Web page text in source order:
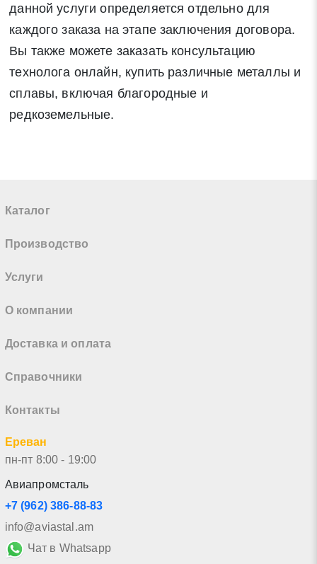
данной услуги определяется отдельно для
каждого заказа на этапе заключения договора.
Вы также можете заказать консультацию
технолога онлайн, купить различные металлы и
сплавы, включая благородные и
редкоземельные.
Каталог
Производство
Услуги
О компании
Доставка и оплата
Справочники
Контакты
Ереван
пн-пт 8:00 - 19:00
Авиапромсталь
+7 (962) 386-88-83
info@aviastal.am
Чат в Whatsapp